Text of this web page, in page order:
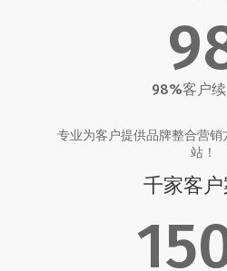
98%客户
专业为客户提供品牌整合营销
站！
千家客户